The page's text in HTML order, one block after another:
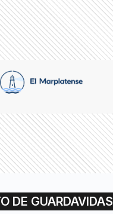
DE GUARDAVIDAS